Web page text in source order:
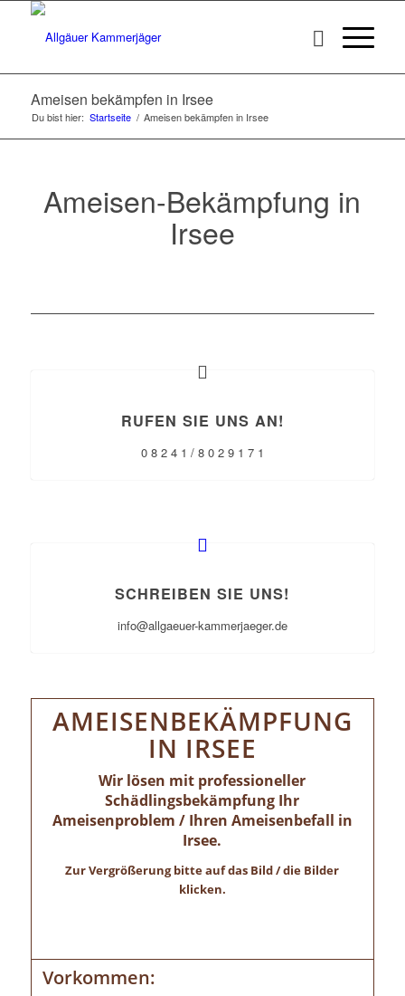
Ameisen bekämpfen in Irsee
Du bist hier: Startseite / Ameisen bekämpfen in Irsee
Ameisen-Bekämpfung in
Irsee
RUFEN SIE UNS AN!
0 8 2 4 1 / 8 0 2 9 1 7 1
SCHREIBEN SIE UNS!
info@allgaeuer-kammerjaeger.de
AMEISENBEKÄMPFUNG
IN IRSEE
Wir lösen mit professioneller
Schädlingsbekämpfung Ihr
Ameisenproblem / Ihren Ameisenbefall in
Irsee.
Zur Vergrößerung bitte auf das Bild / die Bilder
klicken.
Vorkommen: